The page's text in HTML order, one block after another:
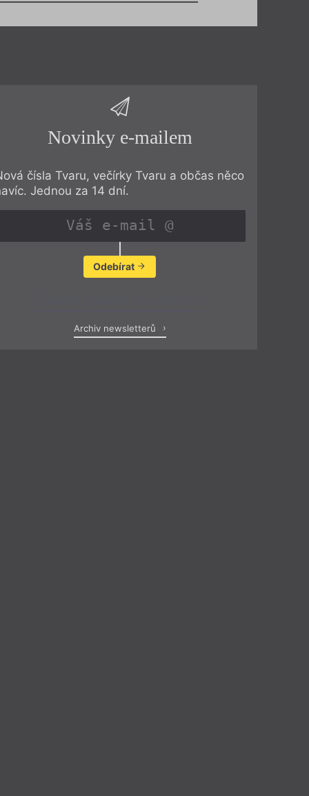
Novinky e-mailem
čísla Tvaru, večírky Tvaru a občas něco
Jednou za 14 dní.
Odebírat
Archiv newsletterů